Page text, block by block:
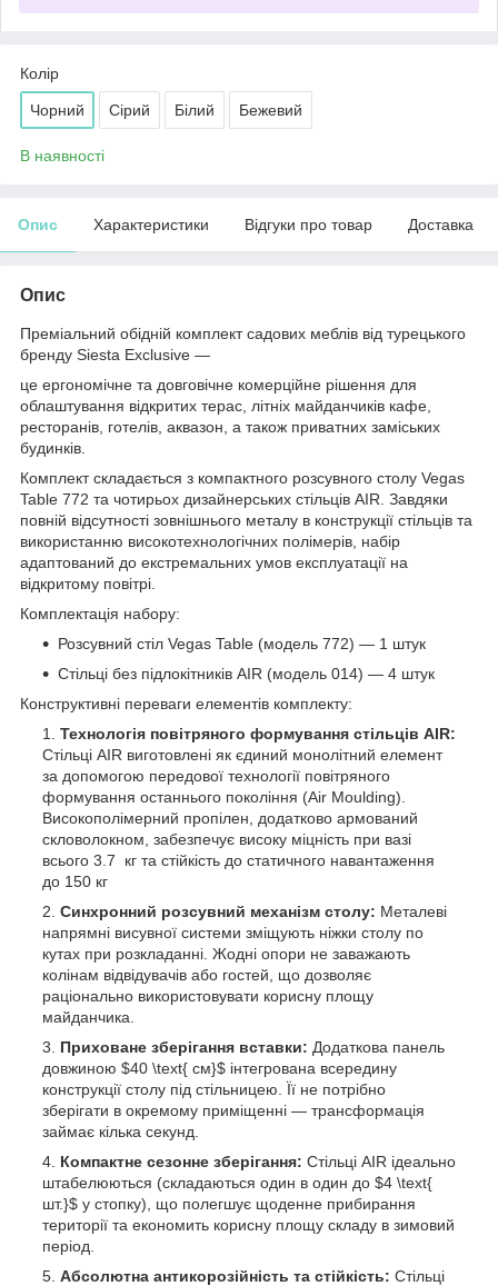
Колір
Чорний Сірий Білий Бежевий
В наявності
Опис Характеристики Відгуки про товар Доставка
Опис
Преміальний обідній комплект садових меблів від турецького
бренду Siesta Exclusive —
це ергономічне та довговічне комерційне рішення для
облаштування відкритих терас, літніх майданчиків кафе,
ресторанів, готелів, аквазон, а також приватних заміських
будинків.
Комплект складається з компактного розсувного столу Vegas
Table 772 та чотирьох дизайнерських стільців AIR. Завдяки
повній відсутності зовнішнього металу в конструкції стільців та
використанню високотехнологічних полімерів, набір
адаптований до екстремальних умов експлуатації на
відкритому повітрі.
Комплектація набору:
Розсувний стіл Vegas Table (модель 772) — 1 штук
Стільці без підлокітників AIR (модель 014) — 4 штук
Конструктивні переваги елементів комплекту:
Технологія повітряного формування стільців AIR:
Стільці AIR виготовлені як єдиний монолітний елемент
за допомогою передової технології повітряного
формування останнього покоління (Air Moulding).
Високополімерний пропілен, додатково армований
скловолокном, забезпечує високу міцність при вазі
всього 3.7 кг та стійкість до статичного навантаження
до 150 кг
Синхронний розсувний механізм столу: Металеві
напрямні висувної системи зміщують ніжки столу по
кутах при розкладанні. Жодні опори не заважають
колінам відвідувачів або гостей, що дозволяє
раціонально використовувати корисну площу
майданчика.
Приховане зберігання вставки: Додаткова панель
довжиною $40 \text{ см}$ інтегрована всередину
конструкції столу під стільницею. Її не потрібно
зберігати в окремому приміщенні — трансформація
займає кілька секунд.
Компактне сезонне зберігання: Стільці AIR ідеально
штабелюються (складаються один в один до $4 \text{
шт.}$ у стопку), що полегшує щоденне прибирання
території та економить корисну площу складу в зимовий
період.
Абсолютна антикорозійність та стійкість: Стільці